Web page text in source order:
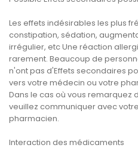
Les effets indésirables les plus
constipation, sédation,
irrégulier, etc Une réaction
rarement. Beaucoup de
n'ont pas d'Effets secondaires
vers votre médecin ou votre
Dans le cas où vous remarquez
veuillez communiquer avec
pharmacien.
Interaction des médicaments